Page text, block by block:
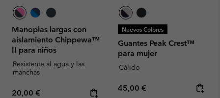
Manoplas largas con
aislamiento Chippewa™
II para niños
Resistente al agua y las
manchas
Regular price:
20,00 €
Nuevos Colores
Guantes Peak Crest™
para mujer
Cálido
Regular price:
45,00 €